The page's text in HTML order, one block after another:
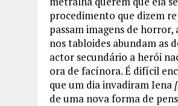
procedimento que dizem
passam imagens de
nos tabloides abundam as
actor secundário a herói
ora de facínora. É difícil
que um dia invadiram Iena
de uma nova forma de